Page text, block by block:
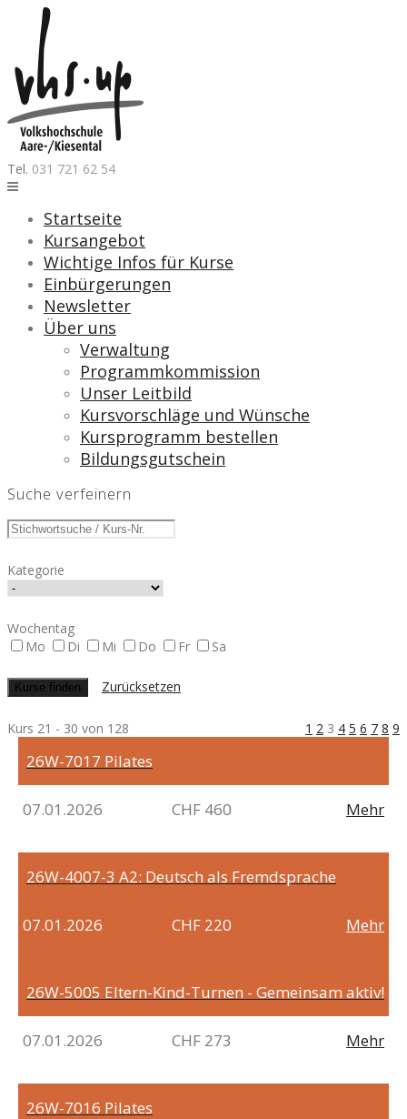
content
Tel. 031 721 62 54
Startseite
Kursangebot
Wichtige Infos für Kurse
Einbürgerungen
Newsletter
Über uns
Verwaltung
Programmkommission
Unser Leitbild
Kursvorschläge und Wünsche
Kursprogramm bestellen
Bildungsgutschein
Suche verfeinern
Kategorie
Wochentag
Mo
Di Mi Do Fr Sa
Zurücksetzen
Kurs 21 - 30 von 128 1 2 3 4 5 6 7 8 9
26W-7017 Pilates
07.01.2026 CHF 460 Mehr
26W-4007-3 A2: Deutsch als Fremdsprache
07.01.2026 CHF 220 Mehr
26W-5005 Eltern-Kind-Turnen - Gemeinsam aktiv!
07.01.2026 CHF 273 Mehr
26W-7016 Pilates